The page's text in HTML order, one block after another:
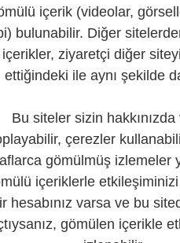
içerik (videolar,
bulunabilir. Diğer
içerikler, ziyaretçi diğer
ettiğindeki ile aynı şekilde
Bu siteler sizin
çerezler
gömülmüş izlemeler
içeriklerle
hesabınız varsa ve bu
gömülen içerikle